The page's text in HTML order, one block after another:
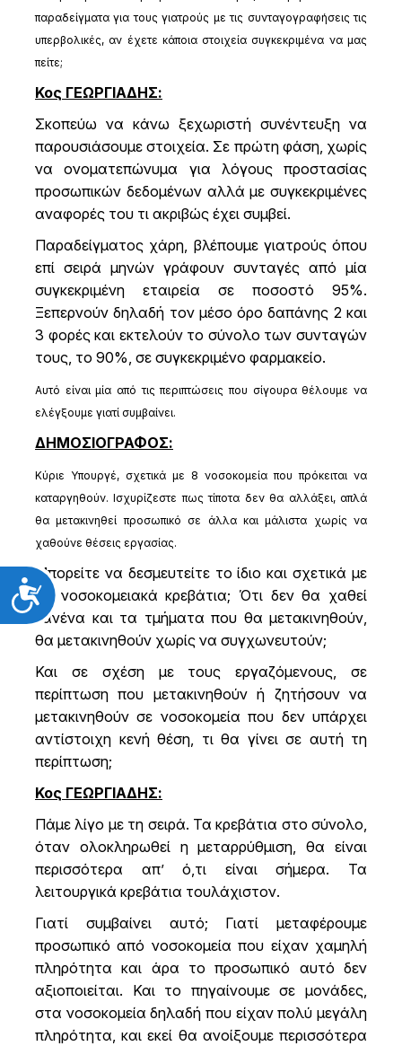
Προσιτότητα
παραδείγματα για τους γιατρούς με τις συνταγογραφήσεις τις
υπερβολικές, αν έχετε κάποια στοιχεία συγκεκριμένα να μας
πείτε;
Κος ΓΕΩΡΓΙΑΔΗΣ:
Σκοπεύω να κάνω ξεχωριστή συνέντευξη να
παρουσιάσουμε στοιχεία. Σε πρώτη φάση, χωρίς
να ονοματεπώνυμα για λόγους προστασίας
προσωπικών δεδομένων αλλά με συγκεκριμένες
αναφορές του τι ακριβώς έχει συμβεί.
Παραδείγματος χάρη, βλέπουμε γιατρούς όπου
επί σειρά μηνών γράφουν συνταγές από μία
συγκεκριμένη εταιρεία σε ποσοστό 95%.
Ξεπερνούν δηλαδή τον μέσο όρο δαπάνης 2 και
3 φορές και εκτελούν το σύνολο των συνταγών
τους, το 90%, σε συγκεκριμένο φαρμακείο.
Αυτό είναι μία από τις περιπτώσεις που σίγουρα θέλουμε να
ελέγξουμε γιατί συμβαίνει.
ΔΗΜΟΣΙΟΓΡΑΦΟΣ:
Κύριε Υπουργέ, σχετικά με 8 νοσοκομεία που πρόκειται να
καταργηθούν. Ισχυρίζεστε πως τίποτα δεν θα αλλάξει, απλά
θα μετακινηθεί προσωπικό σε άλλα και μάλιστα χωρίς να
χαθούνε θέσεις εργασίας.
Μπορείτε να δεσμευτείτε το ίδιο και σχετικά με
τα νοσοκομειακά κρεβάτια; Ότι δεν θα χαθεί
κανένα και τα τμήματα που θα μετακινηθούν,
θα μετακινηθούν χωρίς να συγχωνευτούν;
Και σε σχέση με τους εργαζόμενους, σε
περίπτωση που μετακινηθούν ή ζητήσουν να
μετακινηθούν σε νοσοκομεία που δεν υπάρχει
αντίστοιχη κενή θέση, τι θα γίνει σε αυτή τη
περίπτωση;
Κος ΓΕΩΡΓΙΑΔΗΣ:
Πάμε λίγο με τη σειρά. Τα κρεβάτια στο σύνολο,
όταν ολοκληρωθεί η μεταρρύθμιση, θα είναι
περισσότερα απ’ ό,τι είναι σήμερα. Τα
λειτουργικά κρεβάτια τουλάχιστον.
Γιατί συμβαίνει αυτό; Γιατί μεταφέρουμε
προσωπικό από νοσοκομεία που είχαν χαμηλή
πληρότητα και άρα το προσωπικό αυτό δεν
αξιοποιείται. Και το πηγαίνουμε σε μονάδες,
στα νοσοκομεία δηλαδή που είχαν πολύ μεγάλη
πληρότητα, και εκεί θα ανοίξουμε περισσότερα